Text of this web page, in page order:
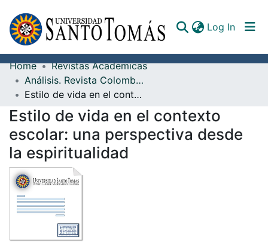
Log In
Communities & Collections
All of DSpace
Documents
Home
Revistas Académicas
Análisis. Revista Colombiana de Humanidades
Estilo de vida en el contexto escolar: una perspectiva desde la espiritualidad
Estilo de vida en el contexto
escolar: una perspectiva desde
la espiritualidad